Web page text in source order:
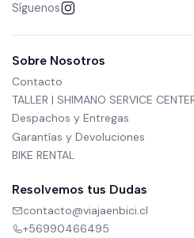
Síguenos
Sobre Nosotros
Contacto
TALLER | SHIMANO SERVICE
Despachos y Entregas
Garantías y Devoluciones
BIKE RENTAL
Resolvemos tus Dudas
contacto@viajaenbici.cl
+56990466495